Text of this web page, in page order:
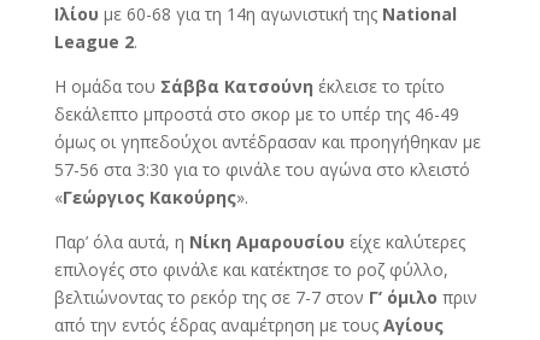
Ιλίου με 60-68 για τη 14η αγωνιστική της National
League 2.
Η ομάδα του Σάββα Κατσούνη έκλεισε το τρίτο
δεκάλεπτο μπροστά στο σκορ με το υπέρ της 46-49
όμως οι γηπεδούχοι αντέδρασαν και προηγήθηκαν με
57-56 στα 3:30 για το φινάλε του αγώνα στο κλειστό
«Γεώργιος Κακούρης».
Παρ’ όλα αυτά, η Νίκη Αμαρουσίου είχε καλύτερες
επιλογές στο φινάλε και κατέκτησε το ροζ φύλλο,
βελτιώνοντας το ρεκόρ της σε 7-7 στον Γ’ όμιλο πριν
από την εντός έδρας αναμέτρηση με τους Αγίους